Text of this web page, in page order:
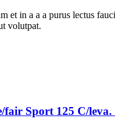
et in a a a purus lectus
volutpat.
Sport 125 C/leva.